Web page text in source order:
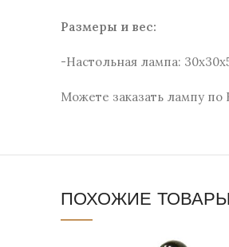
Размеры и веc:
-Настольная лампа:
Можете заказать лампу
ПОХОЖИЕ ТОВАРЫ